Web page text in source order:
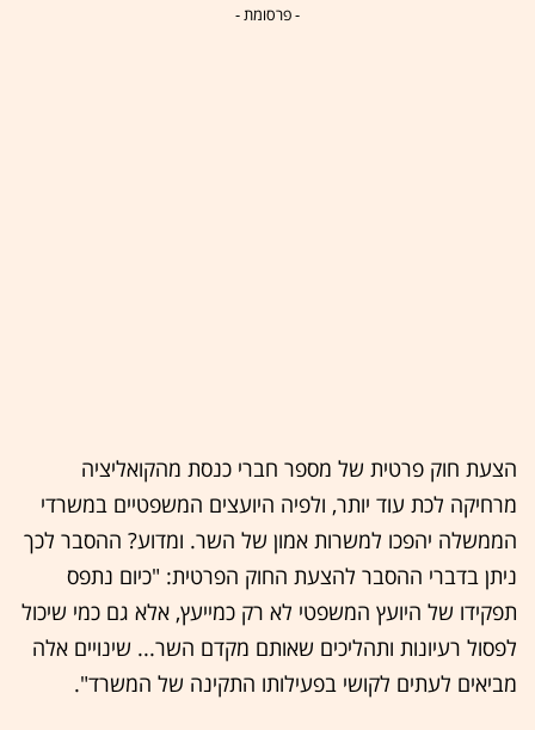
- פרסומת -
הצעת חוק פרטית של מספר חברי כנסת מהקואליציה
מרחיקה לכת עוד יותר, ולפיה היועצים המשפטיים במשרדי
הממשלה יהפכו למשרות אמון של השר. ומדוע? ההסבר לכך
ניתן בדברי ההסבר להצעת החוק הפרטית: "כיום נתפס
תפקידו של היועץ המשפטי לא רק כמייעץ, אלא גם כמי שיכול
לפסול רעיונות ותהליכים שאותם מקדם השר... שינויים אלה
מביאים לעתים לקושי בפעילותו התקינה של המשרד".